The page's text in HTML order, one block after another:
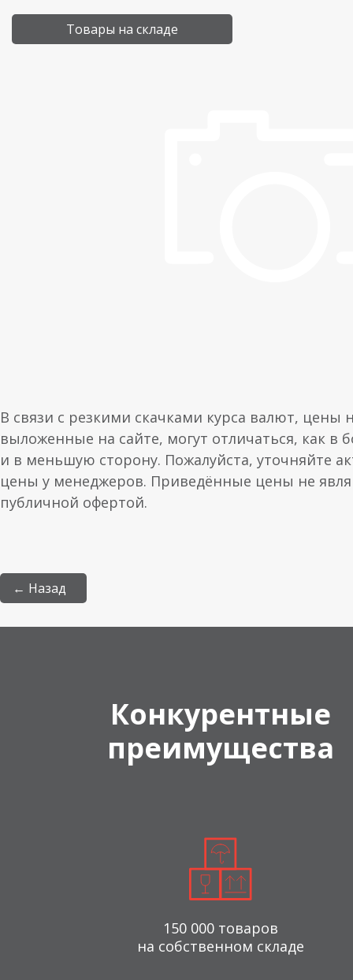
Товары на складе
В связи с резкими скачками курса валют, цены
выложенные на сайте, могут отличаться, как в
и в меньшую сторону. Пожалуйста, уточняйте
цены у менеджеров. Приведённые цены не
публичной офертой.
← Назад
Конкурентные
преимущества
150 000 товаров
на собственном складе